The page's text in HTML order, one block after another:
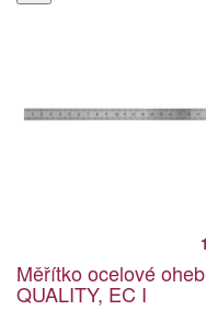
Měřítko ocelové
QUALITY, EC I